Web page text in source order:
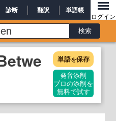
診断 翻訳 単語帳
ログイン
単語を保存
発音添削
プロの添削を
無料で試す